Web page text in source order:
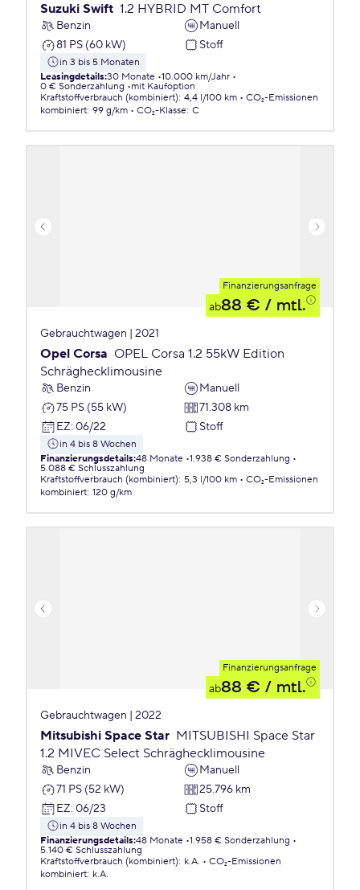
Suzuki Swift 1.2 HYBRID MT Comfort
Benzin
Manuell
81 PS (60 kW)
Stoff
in 3 bis 5 Monaten
Leasingdetails:30 Monate 10.000 km/Jahr
0 € Sonderzahlung
mit Kaufoption
Kraftstoffverbrauch (kombiniert): 4,4 l/100 km
CO₂-Emissionen
kombiniert: 99 g/km CO₂-Klasse: C
Finanzierungsanfrage
ab88 € / mtl.
Gebrauchtwagen | 2021
Opel Corsa OPEL Corsa 1.2 55kW Edition
Schräghecklimousine
Benzin
Manuell
75 PS (55 kW)
71.308 km
EZ: 06/22 Stoff
in 4 bis 8 Wochen
Finanzierungsdetails:48 Monate 1.938 € Sonderzahlung
5.088 € Schlusszahlung
Kraftstoffverbrauch (kombiniert): 5,3 l/100 km
CO₂-Emissionen
kombiniert: 120 g/km
Finanzierungsanfrage
ab88 € / mtl.
Gebrauchtwagen | 2022
Mitsubishi Space Star MITSUBISHI Space Star
1.2 MIVEC Select Schräghecklimousine
Benzin
Manuell
71 PS (52 kW)
25.796 km
EZ: 06/23 Stoff
in 4 bis 8 Wochen
Finanzierungsdetails:48 Monate 1.958 € Sonderzahlung
5.140 € Schlusszahlung
Kraftstoffverbrauch (kombiniert): k.A.
CO₂-Emissionen
kombiniert: k.A.